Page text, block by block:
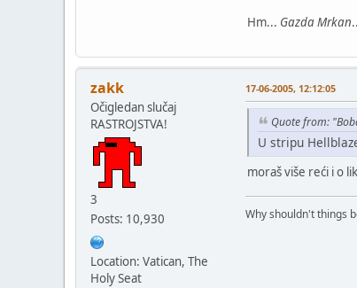
Hm... Gazda Mrkan
zakk
Očigledan slučaj
RASTROJSTVA!
3
Posts: 10,930
Location: Vatican, The
Holy Seat
17-06-2005, 12:12:05
Quote from:
U stripu
moraš više reći i o
Why shouldn't things